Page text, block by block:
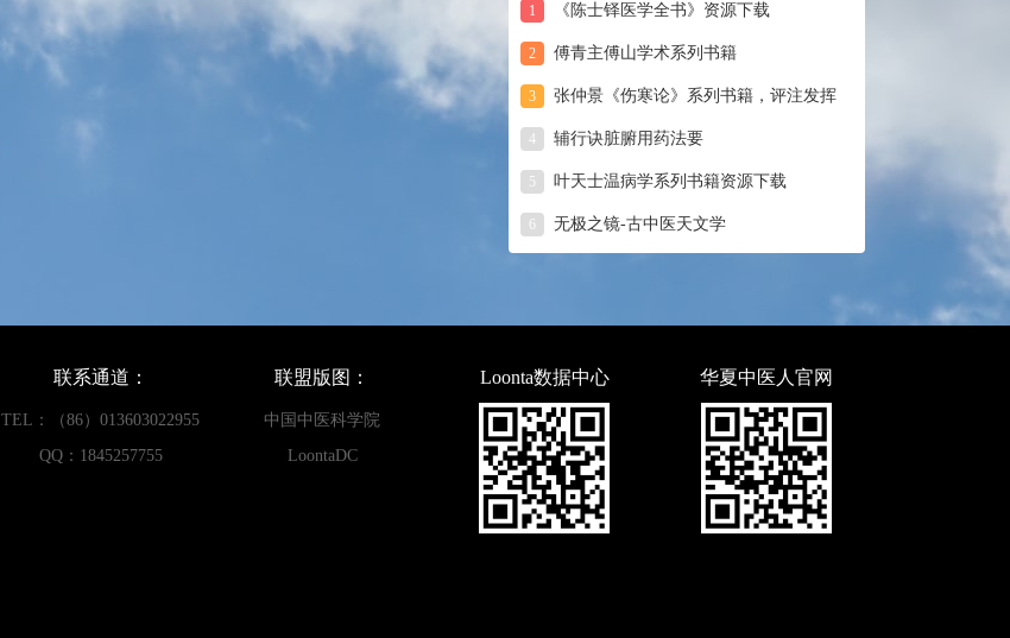
1 《陈士铎医学全书》资源下载
2 傅青主傅山学术系列书籍
3 张仲景《伤寒论》系列书籍，评注发挥
4 辅行诀脏腑用药法要
5 叶天士温病学系列书籍资源下载
6 无极之镜-古中医天文学
联系通道：
TEL：（86）013603022955
QQ：1845257755
联盟版图：
中国中医科学院
LoontaDC
Loonta数据中心 华夏中医人官网